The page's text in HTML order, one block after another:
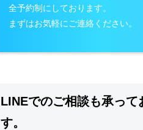
全予約制にしております。
まずはお気軽にご連絡ください。
LINEでのご相談も承って
す。